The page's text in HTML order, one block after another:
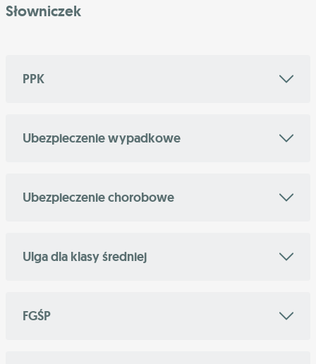
Słowniczek
PPK
Ubezpieczenie wypadkowe
Ubezpieczenie chorobowe
Ulga dla klasy średniej
FGŚP